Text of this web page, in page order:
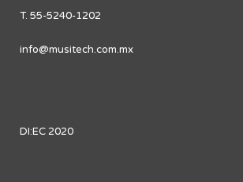
T. 55-5240-1202
info@musitech.com.mx
DI:EC 2020